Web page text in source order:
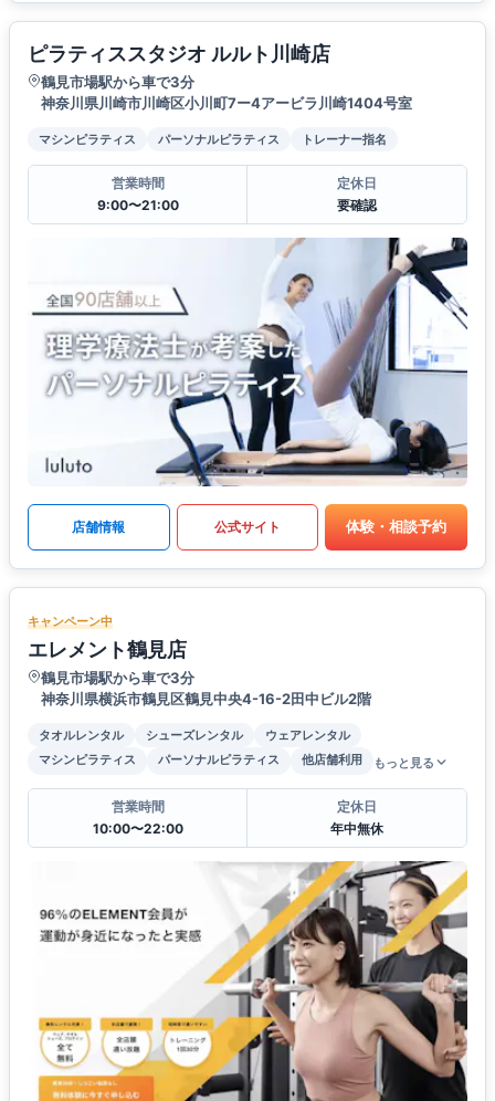
ピラティススタジオ ルルト川崎店
鶴見市場駅から車で3分
神奈川県川崎市川崎区小川町7ー4アービラ川崎1404号室
マシンピラティス パーソナルピラティス トレーナー指名
営業時間
9:00〜21:00
定休日
要確認
店舗情報 公式サイト 体験・相談予約
キャンペーン中
エレメント鶴見店
鶴見市場駅から車で3分
神奈川県横浜市鶴見区鶴見中央4-16-2田中ビル2階
タオルレンタル シューズレンタル
ウェアレンタル
マシンピラティス
パーソナルピラティス 他店舗利用 もっと見る
営業時間
10:00〜22:00
定休日
年中無休